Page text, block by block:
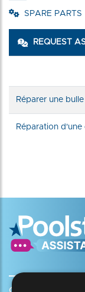
SPARE PARTS
REQUEST
Réparer une
Réparation d'une